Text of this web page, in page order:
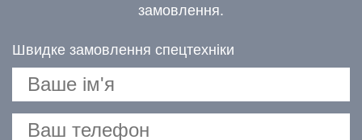
замовлення.
Швидке замовлення спецтехніки